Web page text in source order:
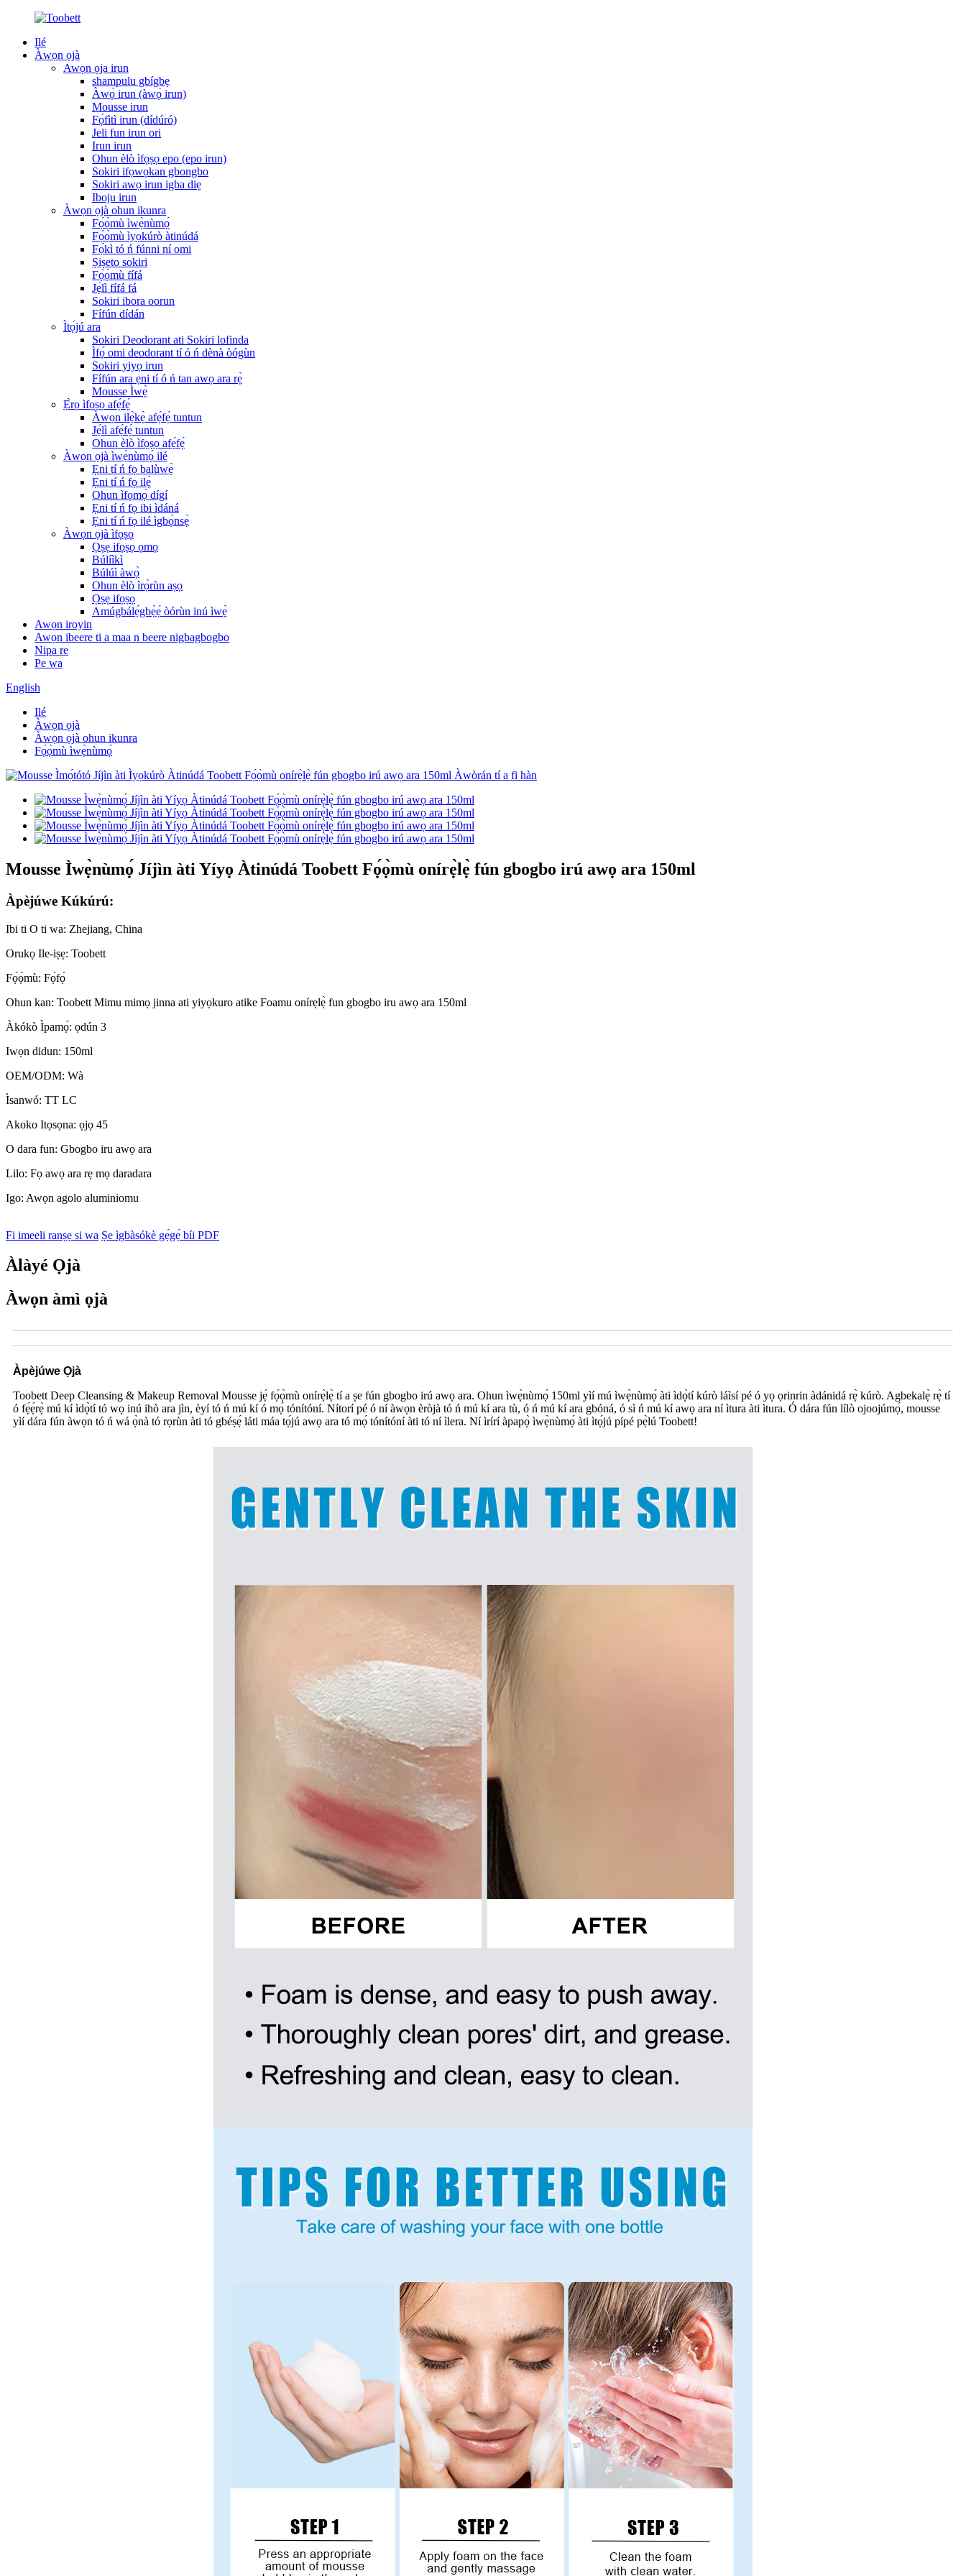
Ilé
Àwọn ọjà
Awọn ọja irun
shampulu gbígbẹ
Àwọ̀ irun (àwọ̀ irun)
Mousse irun
Fọ́fìtì irun (dídúró)
Jeli fun irun ori
Irun irun
Ohun èlò ìfọṣọ epo (epo irun)
Sokiri ifọwọkan gbongbo
Sokiri awọ irun igba diẹ
Iboju irun
Àwọn ọjà ohun ikunra
Fọ́ọ̀mù ìwẹ̀nùmọ́
Fọ́ọ̀mù ìyọkúrò àtinúdá
Fọ́kì tó ń fúnni ní omi
Ṣiṣeto sokiri
Fọ́ọ̀mù fífá
Jẹ́lì fífá fá
Sokiri ibora oorun
Fífún dídán
Ìtọ́jú ara
Sokiri Deodorant ati Sokiri lofinda
Ìfọ́ omi deodorant tí ó ń dènà òógùn
Sokiri yiyọ irun
Fífún ara ẹni tí ó ń tan awọ ara rẹ̀
Mousse Ìwẹ̀
Ẹ̀rọ ìfọṣọ afẹ́fẹ́
Àwọn ilẹ̀kẹ̀ afẹ́fẹ́ tuntun
Jẹ́lì afẹ́fẹ́ tuntun
Ohun èlò ìfọṣọ afẹ́fẹ́
Àwọn ọjà ìwẹ̀nùmọ́ ilé
Ẹni tí ń fọ balùwẹ̀
Ẹni tí ń fọ ilẹ̀
Ohun ìfọmọ́ dígí
Ẹni tí ń fọ ibi ìdáná
Ẹni tí ń fọ ilé ìgbọ̀nsẹ̀
Àwọn ọjà ìfọṣọ
Ọṣẹ ifọṣọ ọmọ
Búlíìkì
Búlúì àwọ̀
Ohun èlò ìrọ̀rùn aṣọ
Ọṣẹ ifọṣọ
Amúgbálẹ́gbẹ̀ẹ́ òórùn inú ìwẹ̀
Awọn iroyin
Awọn ibeere ti a maa n beere nigbagbogbo
Nipa re
Pe wa
English
Ilé
Àwọn ọjà
Àwọn ọjà ohun ikunra
Fọ́ọ̀mù ìwẹ̀nùmọ́
Mousse Ìwẹ̀nùmọ́ Jíjìn àti Yíyọ Àtinúdá Toobett Fọ́ọ̀mù onírẹ̀lẹ̀ fún gbogbo irú awọ ara 150ml
Àpèjúwe Kúkúrú:
Ibi ti O ti wa: Zhejiang, China
Orukọ Ile-iṣẹ: Toobett
Fọ́ọ̀mù: Fọ́fọ́
Ohun kan: Toobett Mimu mimọ jinna ati yiyọkuro atike Foamu onírẹlẹ̀ fun gbogbo iru awọ ara 150ml
Àkókò Ìpamọ́: ọdún 3
Iwọn didun: 150ml
OEM/ODM: Wà
Ìsanwó: TT LC
Akoko Itọsọna: ọjọ 45
O dara fun: Gbogbo iru awọ ara
Lilo: Fọ awọ ara rẹ mọ daradara
Igo: Awọn agolo aluminiomu
Fi imeeli ranṣẹ si wa Ṣe ìgbàsókè gẹ́gẹ́ bíi PDF
Àlàyé Ọjà
Àwọn àmì ọjà
Àpèjúwe Ọjà
Toobett Deep Cleansing & Makeup Removal Mousse jẹ́ fọ́ọ̀mù onírẹ̀lẹ̀ tí a ṣe fún gbogbo irú awọ ara. Ohun ìwẹ̀nùmọ́ 150ml yìí mú ìwẹ̀nùmọ́ àti ìdọ̀tí kúrò láìsí pé ó yọ ọrinrin àdánidá rẹ̀ kúrò. Agbekalẹ̀ rẹ̀ tí
ó fẹ́ẹ́rẹ̀ mú kí ìdọ̀tí tó wọ inú ihò ara jìn, èyí tó ń mú kí ó mọ́ tónítóní. Nítorí pé ó ní àwọn èròjà tó ń mú kí ara tù, ó ń mú kí ara gbóná, ó sì ń mú kí awọ ara ní ìtura àti ìtura. Ó dára fún lílò ojoojúmọ́, mousse
yìí dára fún àwọn tó ń wá ọ̀nà tó rọrùn àti tó gbéṣẹ́ láti máa tọ́jú awọ ara tó mọ́ tónítóní àti tó ní ìlera. Ní ìrírí àpapọ̀ ìwẹ̀nùmọ́ àti ìtọ́jú pípé pẹ̀lú Toobett!